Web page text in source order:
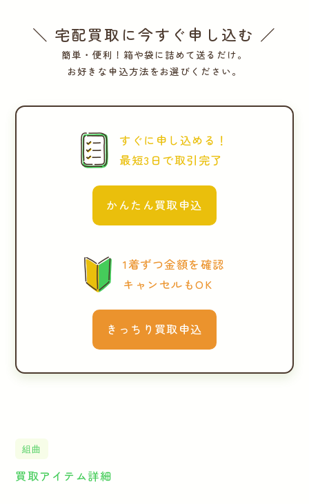
＼ 宅配買取に今すぐ申し込む ／
簡単・便利！箱や袋に詰めて送るだけ。
お好きな申込方法をお選びください。
すぐに申し込める！
最短3日で取引完了
かんたん買取申込
1着ずつ金額を確認
キャンセルもOK
きっちり買取申込
組曲
買取アイテム詳細